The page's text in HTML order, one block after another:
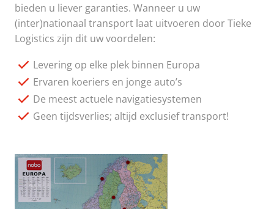
bieden u liever garanties. Wanneer u uw
(inter)nationaal transport laat uitvoeren door Tieke
Logistics zijn dit uw voordelen:
Levering op elke plek binnen Europa
Ervaren koeriers en jonge auto’s
De meest actuele navigatiesystemen
Geen tijdsverlies; altijd exclusief transport!